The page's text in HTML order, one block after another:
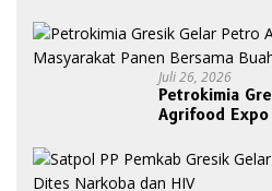
Juli 26, 2026
Petrokimia
Agrifood